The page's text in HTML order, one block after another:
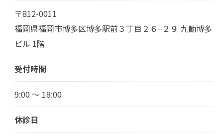
〒812-0011
福岡県福岡市博多区博多駅前３丁目２６−２９ 九勧博多
ビル 1階
受付時間
9:00 ～ 18:00
休診日